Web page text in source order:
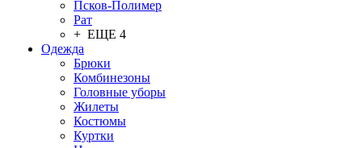
Псков-Полимер
Рат
+ ЕЩЕ 4
Одежда
Брюки
Комбинезоны
Головные уборы
Жилеты
Костюмы
Куртки